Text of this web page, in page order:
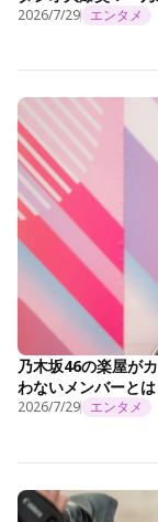
2026/7/29 エンタメ
乃木坂46の楽屋が
わないメンバーと
2026/7/29 エンタメ